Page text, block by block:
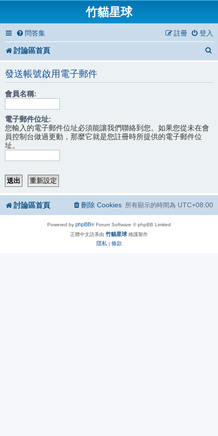
竹貓星球
問答集 登入
註冊
討論區首頁
發送帳號啟用電子郵件
會員名稱:
電子郵件位址:
您輸入的電子郵件位址必須能讓我們聯絡到您。如果您從未在會
員控制台做過更動，那麼它就是您註冊時所提供的電子郵件位
址。
討論區首頁 所有顯示的時間為 UTC+08:00
刪除 Cookies
Powered by phpBB® Forum Software © phpBB Limited
正體中文語系由 竹貓星球 維護製作
隱私 | 條款